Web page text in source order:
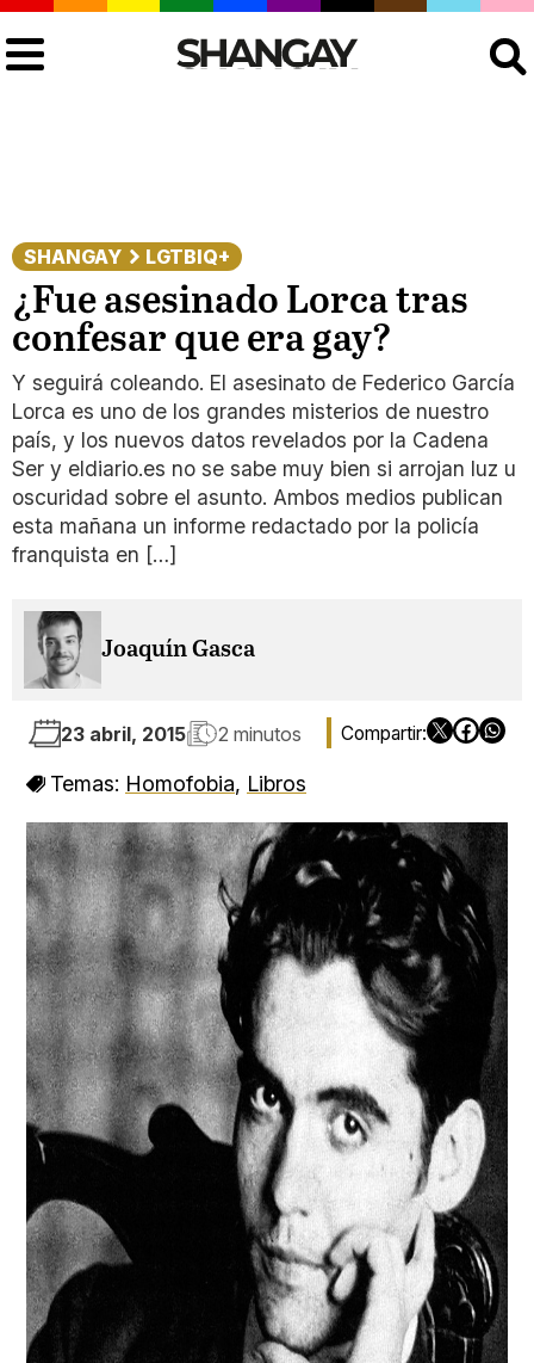
SHANGAY LGTBIQ+
¿Fue asesinado Lorca tras
confesar que era gay?
Y seguirá coleando. El asesinato de Federico García
Lorca es uno de los grandes misterios de nuestro
país, y los nuevos datos revelados por la Cadena
Ser y eldiario.es no se sabe muy bien si arrojan luz u
oscuridad sobre el asunto. Ambos medios publican
esta mañana un informe redactado por la policía
franquista en […]
Joaquín Gasca
23 abril, 2015 2 minutos
Temas: Homofobia, Libros